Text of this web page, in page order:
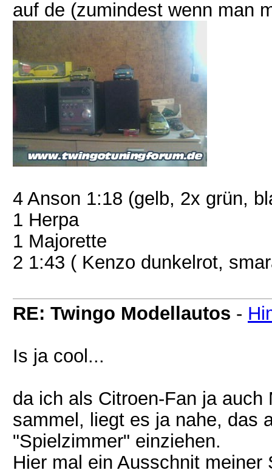
auf de (zumindest wenn man
4 Anson 1:18 (gelb, 2x grün,
1 Herpa
1 Majorette
2 1:43 ( Kenzo dunkelrot,
RE: Twingo Modellautos -
Is ja cool...
da ich als Citroen-Fan ja
sammel, liegt es ja nahe, das
"Spielzimmer" einziehen.
Hier mal ein Ausschnit meiner